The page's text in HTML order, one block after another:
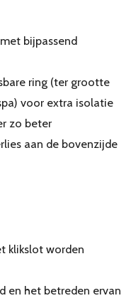
bijpassend
ring (ter grootte
voor extra isolatie
zo beter
aan de bovenzijde
klikslot worden
en het betreden ervan